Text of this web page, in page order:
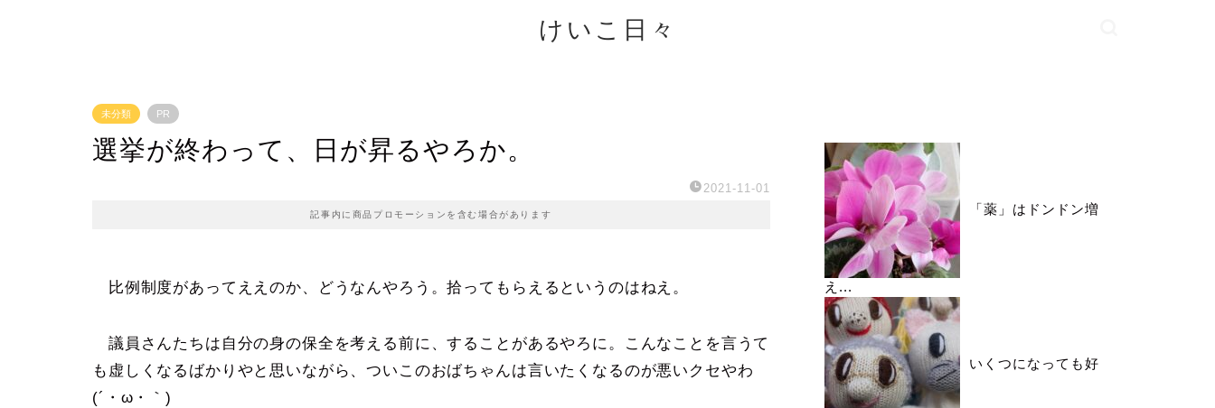
けいこ日々
未分類 PR
選挙が終わって、日が昇るやろか。
2021-11-01
記事内に商品プロモーションを含む場合があります
比例制度があってええのか、どうなんやろう。拾ってもらえるというのはねえ。
議員さんたちは自分の身の保全を考える前に、することがあるやろに。こんなことを言うて
も虚しくなるばかりやと思いながら、ついこのおばちゃんは言いたくなるのが悪いクセやわ
(´・ω・｀)
「薬」はドンドン増
え...
いくつになっても好